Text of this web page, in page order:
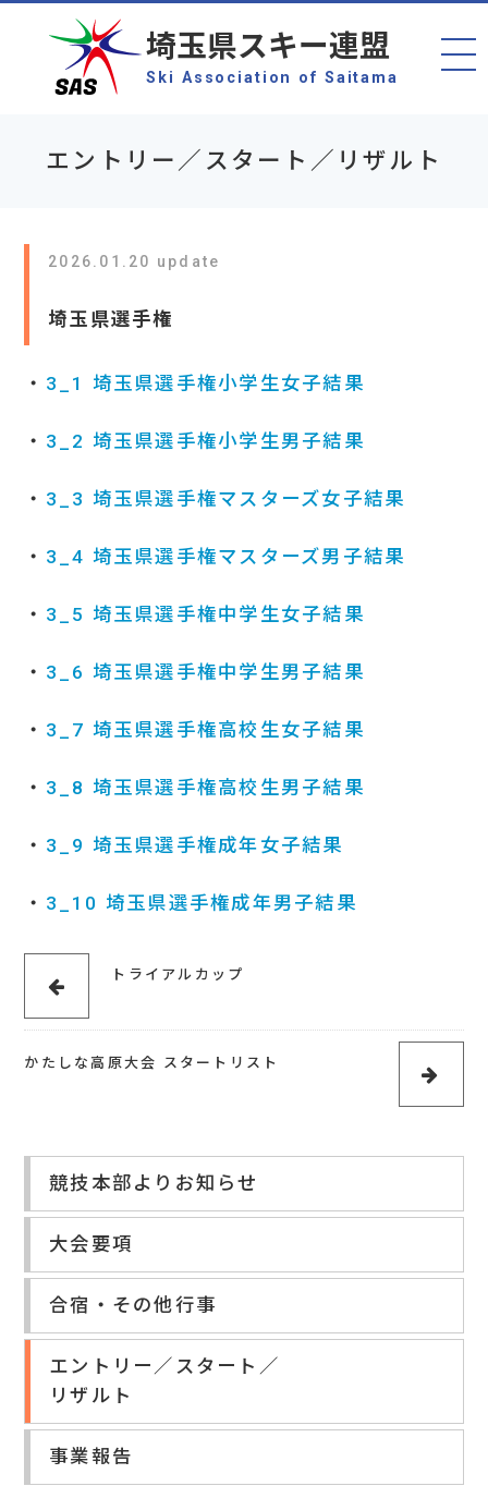
埼玉県スキー連盟
Ski Association of Saitama
エントリー／スタート／リザルト
2026.01.20 update
埼玉県選手権
・ 3_1 埼玉県選手権小学生女子結果
・ 3_2 埼玉県選手権小学生男子結果
・ 3_3 埼玉県選手権マスターズ女子結果
・ 3_4 埼玉県選手権マスターズ男子結果
・ 3_5 埼玉県選手権中学生女子結果
・ 3_6 埼玉県選手権中学生男子結果
・ 3_7 埼玉県選手権高校生女子結果
・ 3_8 埼玉県選手権高校生男子結果
・ 3_9 埼玉県選手権成年女子結果
・ 3_10 埼玉県選手権成年男子結果
トライアルカップ
かたしな高原大会 スタートリスト
競技本部よりお知らせ
大会要項
合宿・その他行事
エントリー／スタート／
リザルト
事業報告